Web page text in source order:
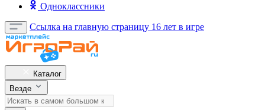
Одноклассники
Ссылка на главную страницу 16 лет в игре
Каталог
Везде